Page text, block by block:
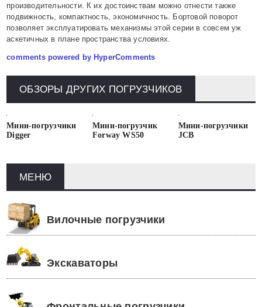
производительности. К их достоинствам можно отнести также
подвижность, компактность, экономичность. Бортовой поворот
позволяет эксплуатировать механизмы этой серии в совсем уж
аскетичных в плане пространства условиях.
comments powered by HyperComments
ОБЗОРЫ ДРУГИХ ПОГРУЗЧИКОВ
Мини-погрузчики
Digger
Мини-погрузчик
Forway WS50
Мини-погрузчики
JCB
МЕНЮ
Вилочные погрузчики
Экскаваторы